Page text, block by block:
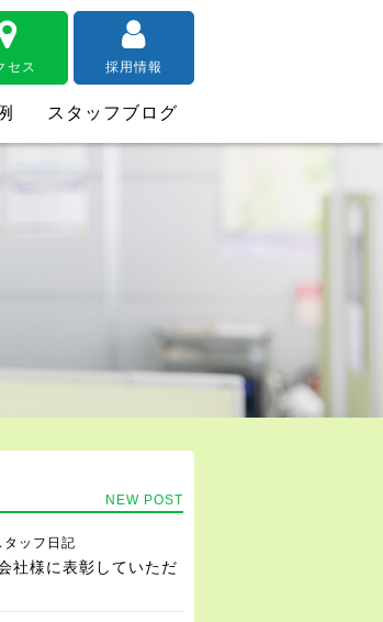
セス 採用情報
スタッフブログ
NEW POST
ッフ日記
社様に表彰していただ